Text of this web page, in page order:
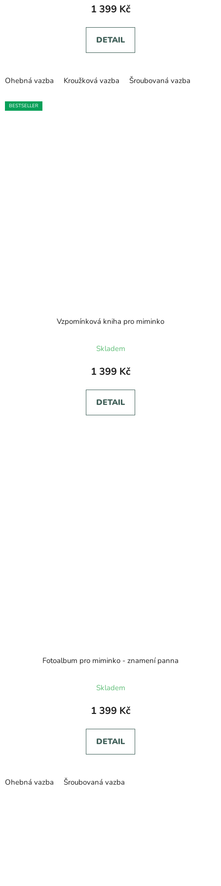
1 399 Kč
DETAIL
Ohebná vazba Kroužková vazba Šroubovaná vazba
BESTSELLER
Vzpomínková kniha pro miminko
hodnocení
produktu
je
5,0
z
5
Skladem
1 399 Kč
DETAIL
Fotoalbum pro miminko - znamení panna
Skladem
1 399 Kč
DETAIL
Ohebná vazba Šroubovaná vazba